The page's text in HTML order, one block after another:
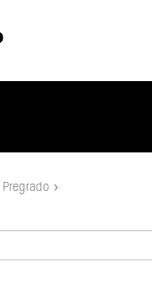
Pregrado